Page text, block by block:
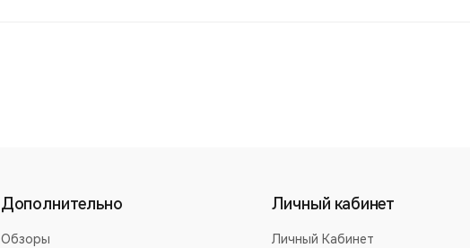
Дополнительно
Обзоры
Личный кабинет
Личный Кабинет